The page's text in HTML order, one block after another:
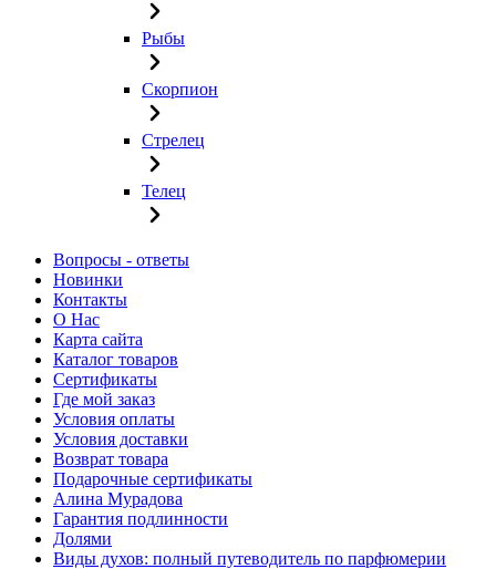
Рыбы
Скорпион
Стрелец
Телец
Вопросы - ответы
Новинки
Контакты
О Нас
Карта сайта
Каталог товаров
Сертификаты
Где мой заказ
Условия оплаты
Условия доставки
Возврат товара
Подарочные сертификаты
Алина Мурадова
Гарантия подлинности
Долями
Виды духов: полный путеводитель по парфюмерии